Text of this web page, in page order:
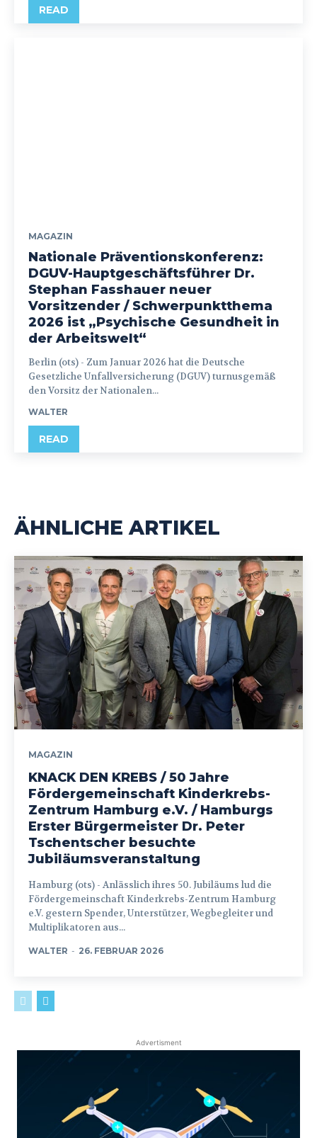
READ
MAGAZIN
Nationale Präventionskonferenz:
DGUV-Hauptgeschäftsführer Dr.
Stephan Fasshauer neuer
Vorsitzender / Schwerpunktthema
2026 ist „Psychische Gesundheit in
der Arbeitswelt“
Berlin (ots) - Zum Januar 2026 hat die Deutsche
Gesetzliche Unfallversicherung (DGUV) turnusgemäß
den Vorsitz der Nationalen...
WALTER
READ
ÄHNLICHE ARTIKEL
MAGAZIN
KNACK DEN KREBS / 50 Jahre
Fördergemeinschaft Kinderkrebs-
Zentrum Hamburg e.V. / Hamburgs
Erster Bürgermeister Dr. Peter
Tschentscher besuchte
Jubiläumsveranstaltung
Hamburg (ots) - Anlässlich ihres 50. Jubiläums lud die
Fördergemeinschaft Kinderkrebs-Zentrum Hamburg
e.V. gestern Spender, Unterstützer, Wegbegleiter und
Multiplikatoren aus...
WALTER - 26. FEBRUAR 2026
Advertisment